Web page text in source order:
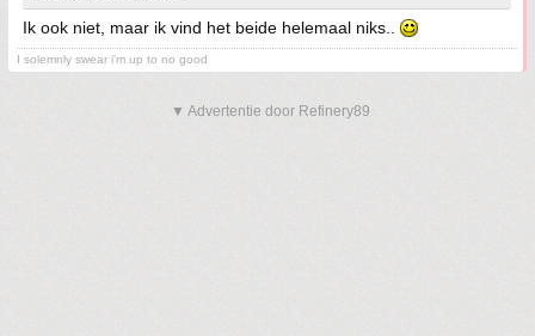
Ik ook niet, maar ik vind het beide helemaal niks..
I solemnly swear i'm up to no good
▼ Advertentie door Refinery89